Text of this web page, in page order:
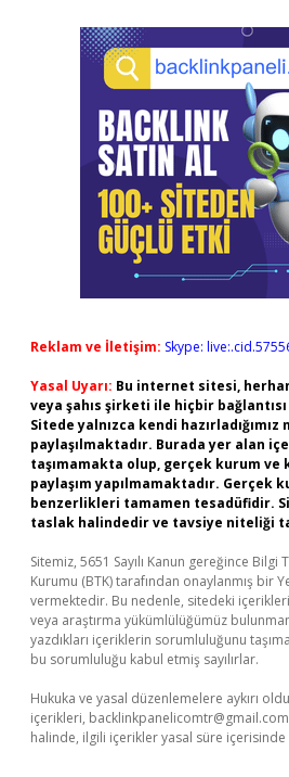
Reklam ve İletişim: Skype:
Yasal Uyarı: Bu internet sitesi,
veya şahıs şirketi ile hiçbir
Sitede yalnızca kendi
paylaşılmaktadır. Burada yer alan
taşımamakta olup, gerçek kurum ve
paylaşım yapılmamaktadır. Gerçek
benzerlikleri tamamen tesadüfidir.
taslak halindedir ve tavsiye niteliği
Sitemiz, 5651 Sayılı Kanun gereğince
Kurumu (BTK) tarafından onaylanmış bir
vermektedir. Bu nedenle, sitedeki
veya araştırma yükümlülüğümüz
yazdıkları içeriklerin sorumluluğunu
bu sorumluluğu kabul etmiş sayılırlar.
Hukuka ve yasal düzenlemelere aykırı
içerikleri, backlinkpanelicomtr@gmail.com
halinde, ilgili içerikler yasal süre içerisinde